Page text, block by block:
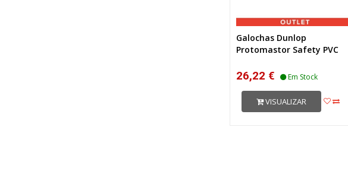
Galochas Dunlop
Protomastor Safety PVC
26,22 € Em Stock
VISUALIZAR